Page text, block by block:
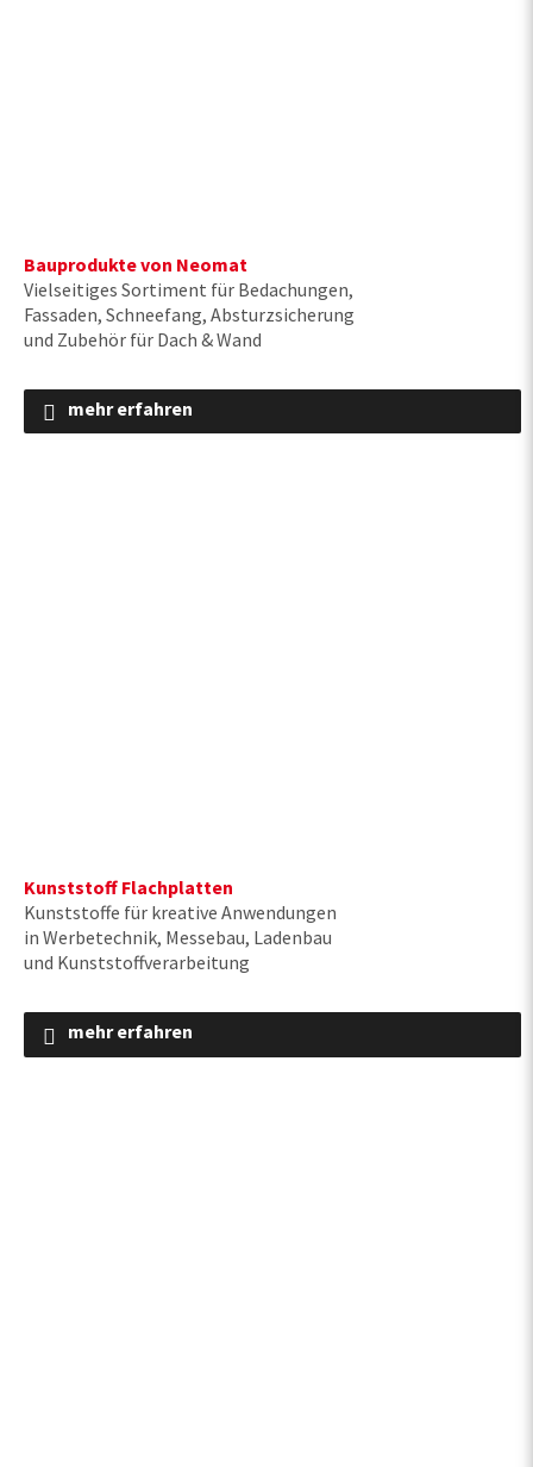
Bauprodukte von Neomat
Vielseitiges Sortiment für Bedachungen,
Fassaden, Schneefang, Absturzsicherung
und Zubehör für Dach & Wand
mehr erfahren
Kunststoff Flachplatten
Kunststoffe für kreative Anwendungen
in Werbetechnik, Messebau, Ladenbau
und Kunststoffverarbeitung
mehr erfahren